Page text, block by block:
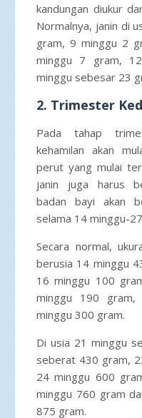
kandungan diukur
Normalnya, janin di
gram, 9 minggu 2
minggu 7 gram,
minggu sebesar 23
2. Trimester
Pada tahap
kehamilan akan
perut yang mulai
janin juga harus
badan bayi akan
selama 14 minggu-
Secara normal,
berusia 14 minggu
16 minggu 100
minggu 190
minggu 300 gram.
Di usia 21 minggu
seberat 430 gram,
24 minggu 600
minggu 760 gram
875 gram.